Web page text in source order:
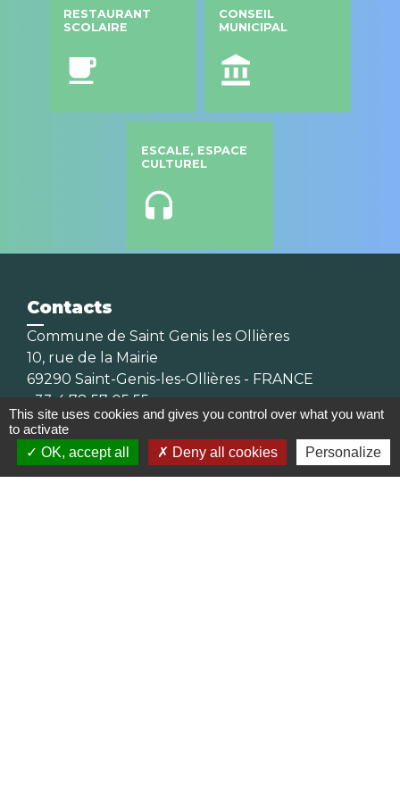
RESTAURANT
SCOLAIRE
local_cafe
CONSEIL
MUNICIPAL
account_balance
ESCALE, ESPACE
CULTUREL
headset
Contacts
Commune de Saint Genis les Ollières
10, rue de la Mairie
69290 Saint-Genis-les-Ollières - FRANCE
+33 4 78 57 05 55
Contact par formulaire
Horaires
This site uses cookies and gives you control over what you want
to activate
OK, accept all
Deny all cookies Personalize